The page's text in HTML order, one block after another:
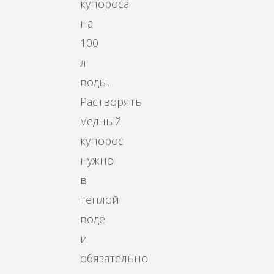
купороса
на
100
л
воды.
Растворять
медный
купорос
нужно
в
теплой
воде
и
обязательно